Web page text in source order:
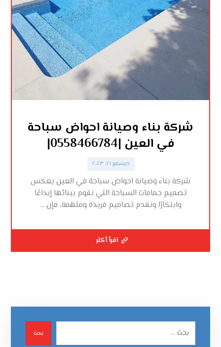
شركة بناء وصيانة احواض سباحة
في العين |0558466784|
ديسمبر ٢١, ٢٠٢٣
شركة بناء وصيانة احواض سباحة في العين يعكس
تصميم حمامات السباحة التي نقوم ببنائها إبداعًا
وابتكارًا ونقدم تصاميم فريدة وملهمة، فإن ...
اقرأ أكثر
بحث